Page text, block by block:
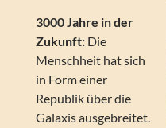
3000 Jahre in der
Zukunft:Die
Menschheit hat sich
in Form einer
Republik über die
Galaxis ausgebreitet.